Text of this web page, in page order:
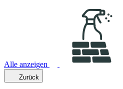
Alle anzeigen
Zurück